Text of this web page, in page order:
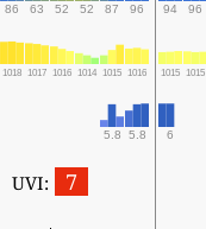
86 63 52 52 87 96 94 96
1018 1017 1016 1014 1015 1016 1015 1015
5.8 5.8 6
UVI: 7